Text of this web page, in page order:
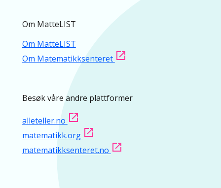
Om MatteLIST
Om MatteLIST
Om Matematikksenteret
Besøk våre andre plattformer
alleteller.no
matematikk.org
matematikksenteret.no